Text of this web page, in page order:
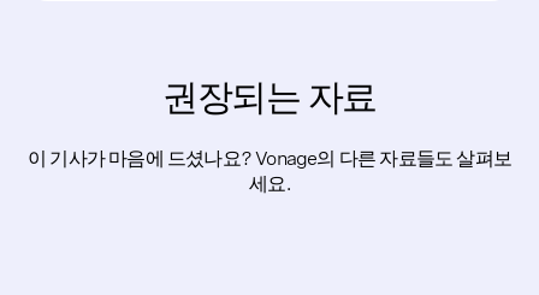
권장되는 자료
이 기사가 마음에 드셨나요? Vonage의 다른 자료들도 살펴보
세요.